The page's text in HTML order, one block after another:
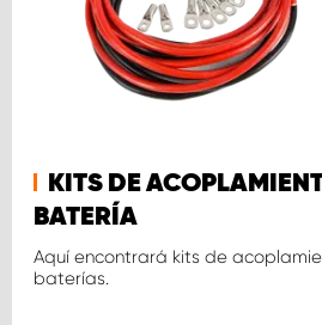
KITS DE
BATERÍA
Aquí encontrará kits de
baterías.